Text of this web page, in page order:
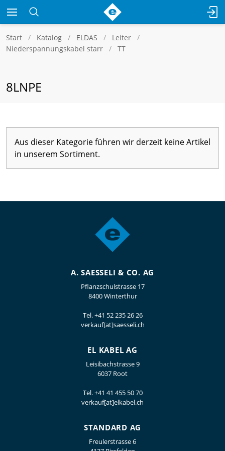
Start Katalog ELDAS
Leiter
Niederspannungskabel starr
TT
8LNPE
Aus dieser Kategorie führen wir derzeit keine Artikel
in unserem Sortiment.
A. SAESSELI & CO. AG
Pflanzschulstrasse 17
8400 Winterthur
Tel.+41 52 235 26 26
verkauf[at]saesseli.ch
EL KABEL AG
Leisibachstrasse 9
6037 Root
Tel.+41 41 455 50 70
verkauf[at]elkabel.ch
STANDARD AG
Freulerstrasse 6